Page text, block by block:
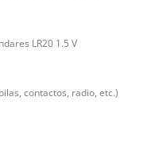
LR20 1.5 V
contactos, radio, etc.)